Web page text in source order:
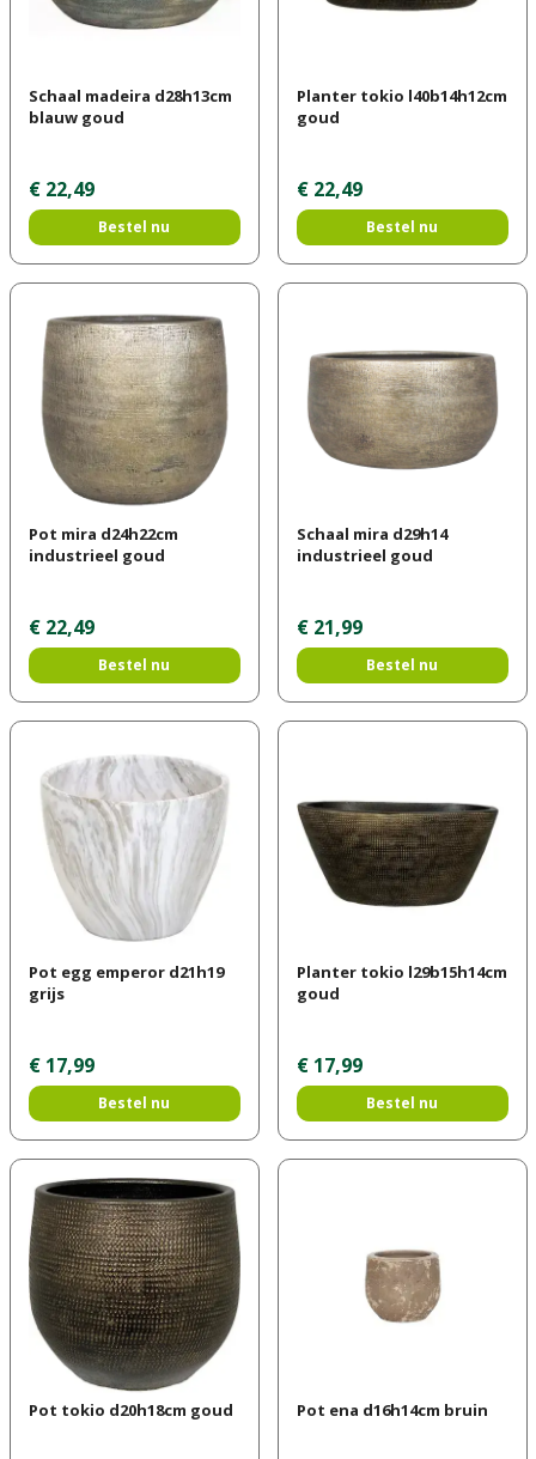
Schaal madeira d28h13cm
blauw goud
€ 22,49
Bestel nu
Planter tokio l40b14h12cm
goud
€ 22,49
Bestel nu
Pot mira d24h22cm
industrieel goud
€ 22,49
Bestel nu
Schaal mira d29h14
industrieel goud
€ 21,99
Bestel nu
Pot egg emperor d21h19
grijs
€ 17,99
Bestel nu
Planter tokio l29b15h14cm
goud
€ 17,99
Bestel nu
Pot tokio d20h18cm goud Pot ena d16h14cm bruin